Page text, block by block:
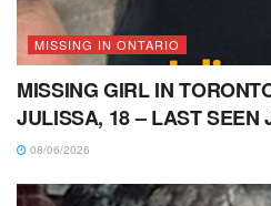
MISSING IN ONTARIO
MISSING GIRL IN
JULISSA, 18 – LAST SEEN
08/06/2026